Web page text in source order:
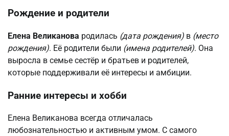
Рождение и родители
Елена Великанова родилась (дата рождения) в (место
рождения). Её родители были (имена родителей). Она
выросла в семье сестёр и братьев и родителей,
которые поддерживали её интересы и амбиции.
Ранние интересы и хобби
Елена Великанова всегда отличалась
любознательностью и активным умом. С самого